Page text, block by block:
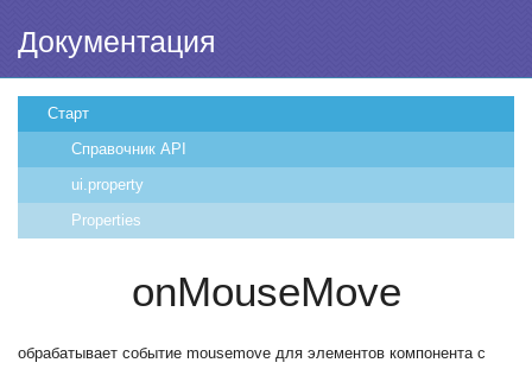
Документация
Старт
Справочник API
ui.property
Properties
onMouseMove
обрабатывает событие mousemove для элементов компонента с